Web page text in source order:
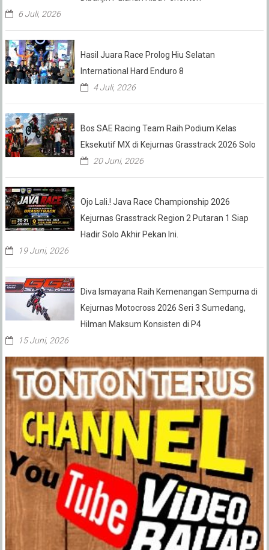
6 Juli, 2026
Hasil Juara Race Prolog Hiu Selatan
International Hard Enduro 8
4 Juli, 2026
Bos SAE Racing Team Raih Podium Kelas
Eksekutif MX di Kejurnas Grasstrack 2026 Solo
20 Juni, 2026
Ojo Lali.! Java Race Championship 2026
Kejurnas Grasstrack Region 2 Putaran 1 Siap
Hadir Solo Akhir Pekan Ini.
19 Juni, 2026
Diva Ismayana Raih Kemenangan Sempurna di
Kejurnas Motocross 2026 Seri 3 Sumedang,
Hilman Maksum Konsisten di P4
15 Juni, 2026